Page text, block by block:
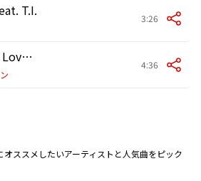
T.I. 3:26
Have You Ever Loved Somebody 4:36
ススメしたいアーティストと人気曲をピック